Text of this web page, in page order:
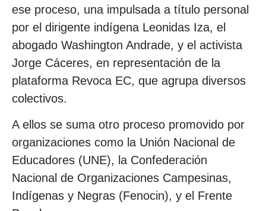
ese proceso, una impulsada a título personal
por el dirigente indígena Leonidas Iza, el
abogado Washington Andrade, y el activista
Jorge Cáceres, en representación de la
plataforma Revoca EC, que agrupa diversos
colectivos.
A ellos se suma otro proceso promovido por
organizaciones como la Unión Nacional de
Educadores (UNE), la Confederación
Nacional de Organizaciones Campesinas,
Indígenas y Negras (Fenocin), y el Frente